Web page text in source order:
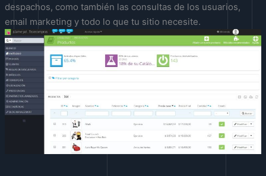
despachos, como también las consultas de los usuarios,
email marketing y todo lo que tu sitio necesite.